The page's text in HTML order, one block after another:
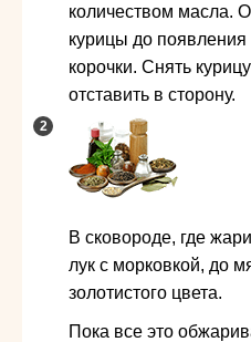
количеством масла.
курицы до появления
корочки. Снять
отставить в сторону.
В сковороде, где
лук с морковкой, до
золотистого цвета.
Пока все это